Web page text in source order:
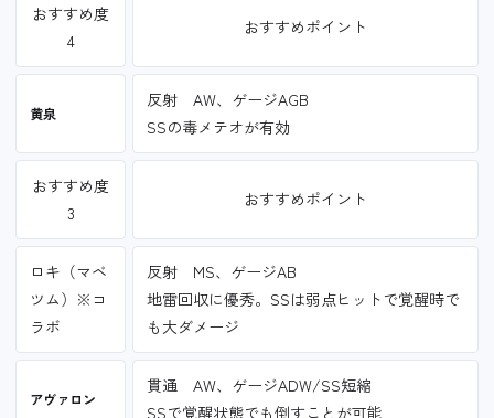
おすすめ度
4
おすすめポイント
黄泉
反射 AW、ゲージAGB
SSの毒メテオが有効
おすすめ度
3
おすすめポイント
ロキ（マベ
ツム）※コ
ラボ
反射 MS、ゲージAB
地雷回収に優秀。SSは弱点ヒットで覚醒時で
も大ダメージ
アヴァロン
貫通 AW、ゲージADW/SS短縮
SSで覚醒状態でも倒すことが可能